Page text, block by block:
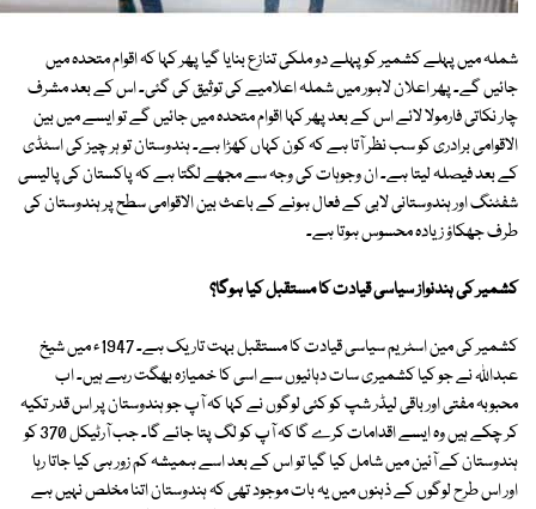
شملہ میں پہلے کشمیر کو پہلے دو ملکی تنازع بنایا گیا پھر کہا کہ اقوام متحدہ میں
جائیں گے۔ پھر اعلان لاہور میں شملہ اعلامیے کی توثیق کی گئی۔ اس کے بعد مشرف
چار نکاتی فارمولا لائے اس کے بعد پھر کہا اقوام متحدہ میں جائیں گے تو ایسے میں بین
الاقوامی برادری کو سب نظر آتا ہے کہ کون کہاں کھڑا ہے۔ ہندوستان تو ہر چیز کی اسٹڈی
کے بعد فیصلہ لیتا ہے۔ ان وجوہات کی وجہ سے مجھے لگتا ہے کہ پاکستان کی پالیسی
شفٹنگ اور ہندوستانی لابی کے فعال ہونے کے باعث بین الاقوامی سطح پر ہندوستان کی
طرف جھکاؤ زیادہ محسوس ہوتا ہے۔
کشمیر کی ہندنواز سیاسی قیادت کا مستقبل کیا ہوگا؟
کشمیر کی مین اسٹریم سیاسی قیادت کا مستقبل بہت تاریک ہے۔ 1947ء میں شیخ
عبداللہ نے جو کیا کشمیری سات دہائیوں سے اسی کا خمیازہ بھگت رہے ہیں۔ اب
محبوبہ مفتی اور باقی لیڈر شپ کو کئی لوگوں نے کہا کہ آپ جو ہندوستان پر اس قدر تکیہ
کر چکے ہیں وہ ایسے اقدامات کرے گا کہ آپ کو لگ پتا جائے گا۔ جب آرٹیکل 370 کو
ہندوستان کے آئین میں شامل کیا گیا تو اس کے بعد اسے ہمیشہ کم زور ہی کیا جاتا رہا
اور اس طرح لوگوں کے ذہنوں میں یہ بات موجود تھی کہ ہندوستان اتنا مخلص نہیں ہے